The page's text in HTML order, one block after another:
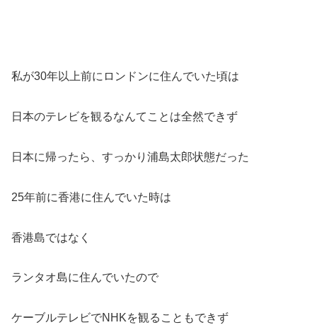
私が30年以上前にロンドンに住んでいた頃は
日本のテレビを観るなんてことは全然できず
日本に帰ったら、すっかり浦島太郎状態だった
25年前に香港に住んでいた時は
香港島ではなく
ランタオ島に住んでいたので
ケーブルテレビでNHKを観ることもできず